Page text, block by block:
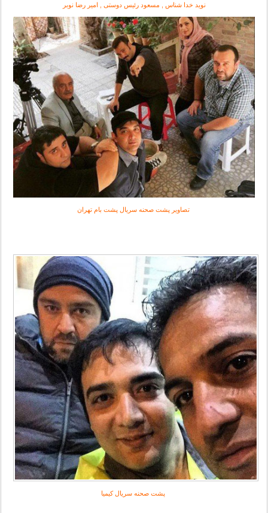
نوید خدا شناس , مسعود رئیس دوستی , امیر رضا نوبر
تصاویر پشت صحنه سریال پشت بام تهران
پشت صحنه سریال کیمیا